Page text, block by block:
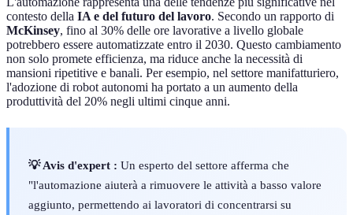
contesto della IA e del futuro del lavoro. Secondo un rapporto di
McKinsey, fino al 30% delle ore lavorative a livello globale
potrebbero essere automatizzate entro il 2030. Questo cambiamento
non solo promete efficienza, ma riduce anche la necessità di
mansioni ripetitive e banali. Per esempio, nel settore manifatturiero,
l'adozione di robot autonomi ha portato a un aumento della
produttività del 20% negli ultimi cinque anni.
💡 Avis d'expert : Un esperto del settore afferma che
"l'automazione aiuterà a rimuovere le attività a basso valore
aggiunto, permettendo ai lavoratori di concentrarsi su